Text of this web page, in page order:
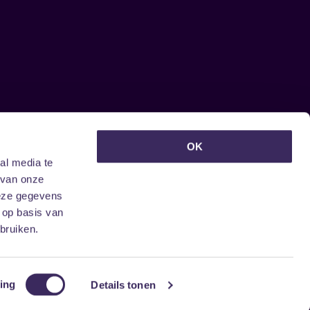
media te
onze
gegevens
basis van
Details tonen
OK
ontvangen?